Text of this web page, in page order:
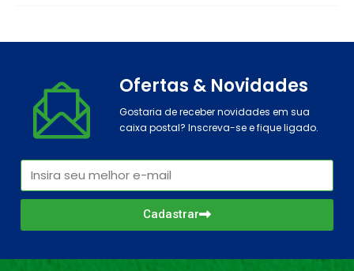
Ofertas & Novidades
Gostaria de receber novidades em sua
caixa postal? Inscreva-se e fique ligado.
Cadastrar